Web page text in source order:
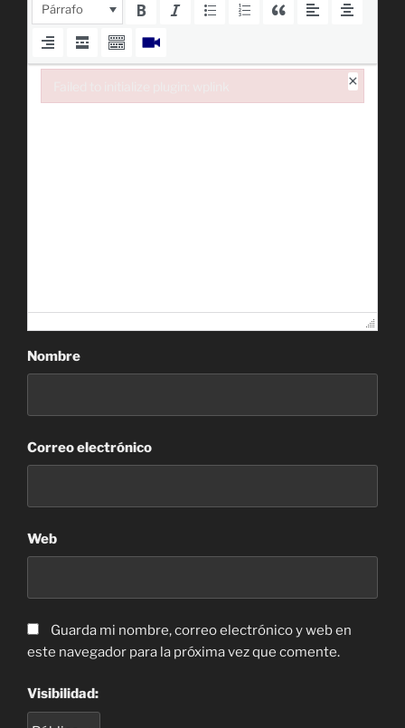
Párrafo
Nombre
Correo electrónico
Web
Guarda mi nombre, correo electrónico y web en
este navegador para la próxima vez que comente.
Visibilidad:
×
Failed to initialize plugin: wplink